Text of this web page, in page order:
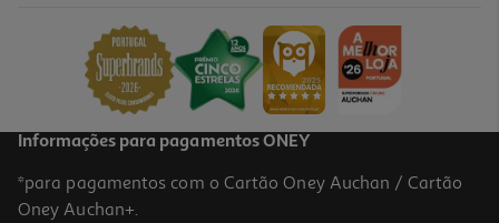
PVP de editor
19,98 €
Informações para pagamentos ONEY
*para pagamentos com o Cartão Oney Auchan / Cartão
Oney Auchan+.